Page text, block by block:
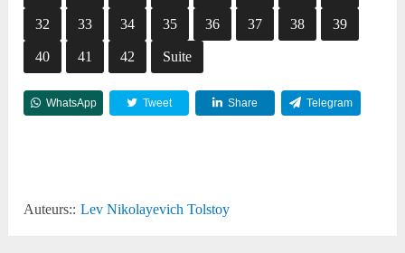
32 33 34 35 36 37 38 39
40 41 42 Suite
WhatsApp Tweet Share Telegram
Auteurs:: Lev Nikolayevich Tolstoy